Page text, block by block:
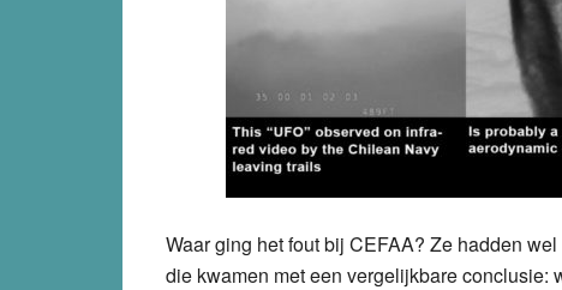
Waar ging het fout bij CEFAA? Ze hadden
die kwamen met een vergelijkbare